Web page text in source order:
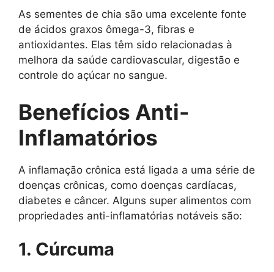
As sementes de chia são uma excelente fonte
de ácidos graxos ômega-3, fibras e
antioxidantes. Elas têm sido relacionadas à
melhora da saúde cardiovascular, digestão e
controle do açúcar no sangue.
Benefícios Anti-
Inflamatórios
A inflamação crônica está ligada a uma série de
doenças crônicas, como doenças cardíacas,
diabetes e câncer. Alguns super alimentos com
propriedades anti-inflamatórias notáveis são:
1. Cúrcuma